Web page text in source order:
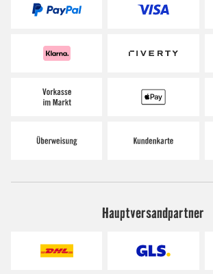
Hauptversandpartner